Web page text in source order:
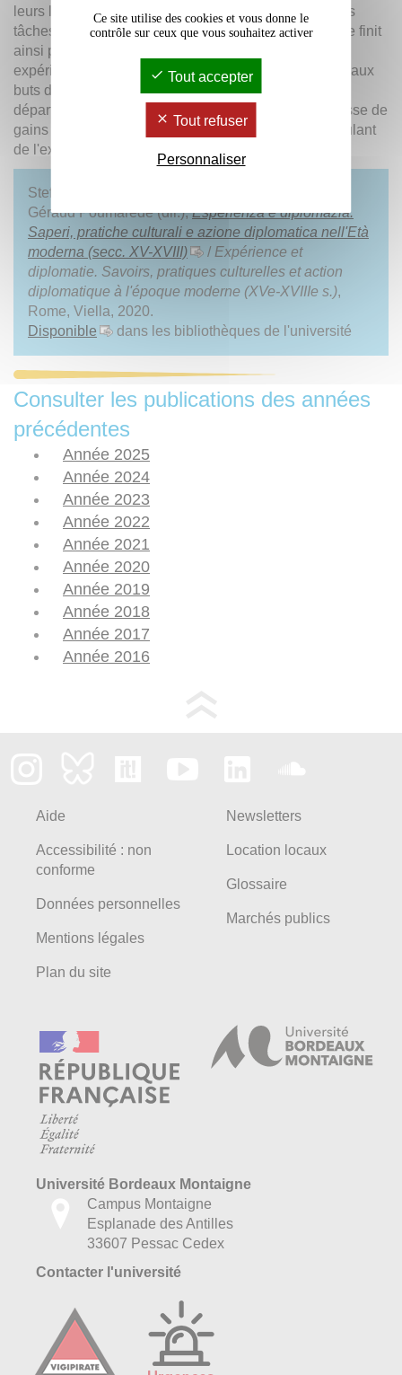
leurs langages, encadrent de manière significative les
tâches de négociation traditionnelle. La connaissance finit
ainsi par apparaître comme le greffon fertile d'une
expérimentation qui n'est qu'apparemment étrangère aux
buts diplomatiques et à la connaissance originelle du
départ ou, au contraire, l'expérience devient la prémisse de
gains intellectuels significatifs et d'ajustements découlant
de l'expérience d'une mission diplomatique.
Stefano Andretta, Lucien Bély, Alexander Koller et
Géraud Poumarède (dir.),Esperienza e diplomazia.
Saperi, pratiche culturali e azione diplomatica nell'Età
moderna (secc. XV-XVIII)
/ Expérience et
diplomatie. Savoirs, pratiques culturelles et action
diplomatique à l'époque moderne (XVe-XVIIIe s.),
Rome, Viella, 2020.
Disponible
dans les bibliothèques de l'université
Consulter les publications des années
précédentes
Année 2025
Année 2024
Année 2023
Année 2022
Année 2021
Année 2020
Année 2019
Année 2018
Année 2017
Année 2016
Aide
Accessibilité : non
conforme
Données personnelles
Mentions légales
Plan du site
Newsletters
Location locaux
Glossaire
Marchés publics
Université Bordeaux Montaigne
Campus Montaigne
Esplanade des Antilles
33607 Pessac Cedex
Contacter l'université
Ce site utilise des cookies et vous donne le
contrôle sur ceux que vous souhaitez activer
Tout accepter
Tout refuser
Personnaliser